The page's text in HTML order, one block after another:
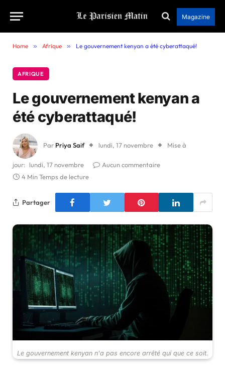
Magazine
Home » Afrique » Le gouvernement kenyan a été cyberattaqué!
AFRIQUE
Le gouvernement kenyan a
été cyberattaqué!
Par Priya Saif lundi, 17 novembre Mise à
jour: lundi, 17 novembre
Aucun commentaire
4 Min Temps de lecture
Partager
Le gouvernement kenyan n'a pas encore arrêté qui que ce soit.